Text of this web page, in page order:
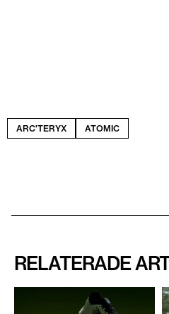
ARC'TERYX ATOMIC
RELATERADE